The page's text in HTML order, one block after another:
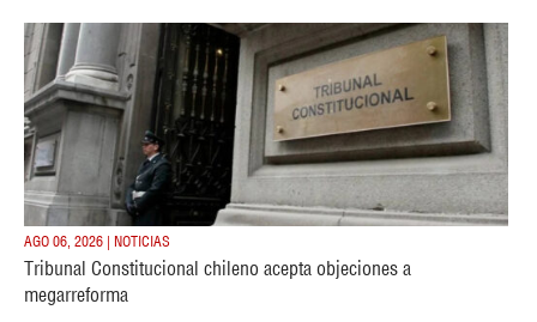
AGO 06, 2026 | NOTICIAS
Tribunal Constitucional chileno acepta objeciones a
megarreforma